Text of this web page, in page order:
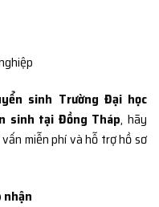
sinh Trường Đại học
sinh tại Đồng Tháp, hãy
miễn phí và hỗ trợ hồ sơ
nhận